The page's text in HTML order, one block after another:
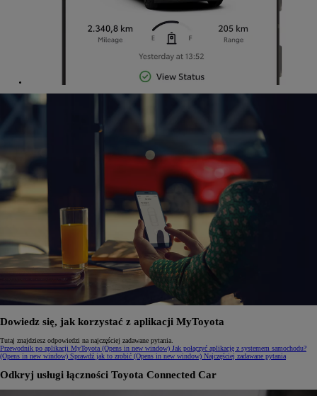
Dowiedz się, jak korzystać z aplikacji MyToyota
Tutaj znajdziesz odpowiedzi na najczęściej zadawane pytania.
Przewodnik po aplikacji MyToyota (Opens in new window) Jak połączyć aplikację z systemem samochodu?
(Opens in new window) Sprawdź jak to zrobić (Opens in new window) Najczęściej zadawane pytania
Odkryj usługi łączności Toyota Connected Car